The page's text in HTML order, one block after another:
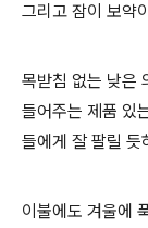
그리고 잠이 보약
목받침 없는 낮은
들어주는 제품 있
들에게 잘 팔릴 듯
이불에도 겨울에